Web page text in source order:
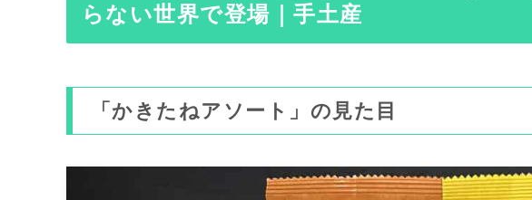
らない世界で登場｜手土産
「かきたねアソート」の見た目